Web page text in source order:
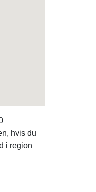
hvis du
i region